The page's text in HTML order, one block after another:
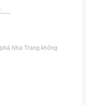
Nha Trang không